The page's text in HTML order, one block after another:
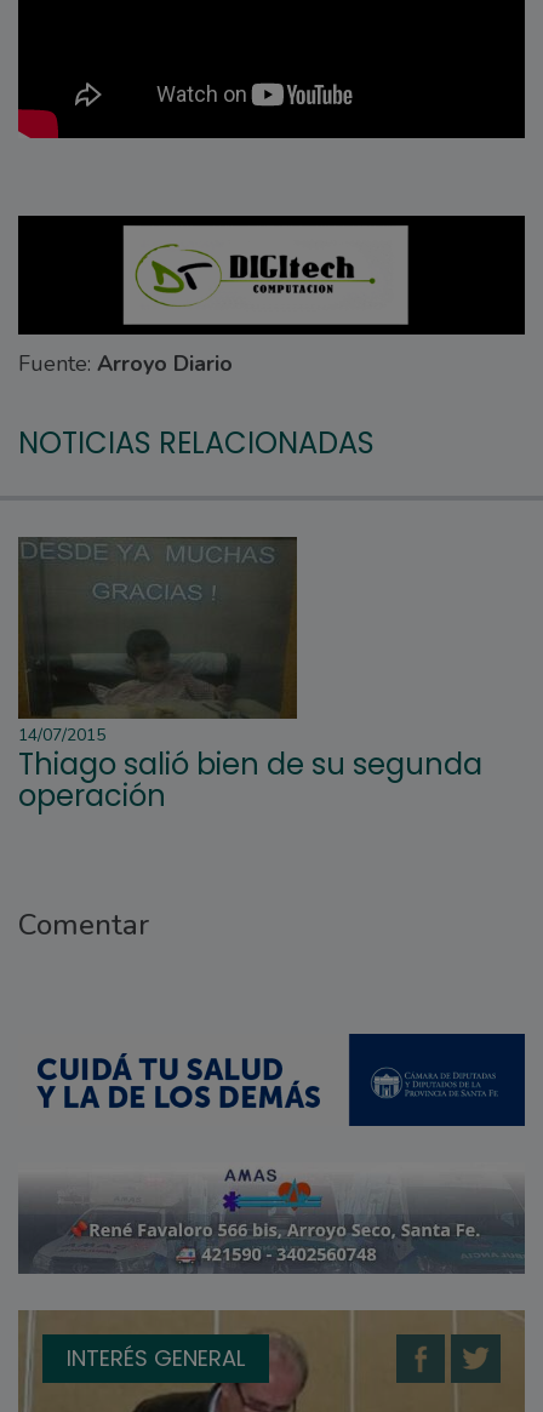
Fuente: Arroyo Diario
NOTICIAS RELACIONADAS
14/07/2015
Thiago salió bien de su segunda
operación
Comentar
INTERÉS GENERAL